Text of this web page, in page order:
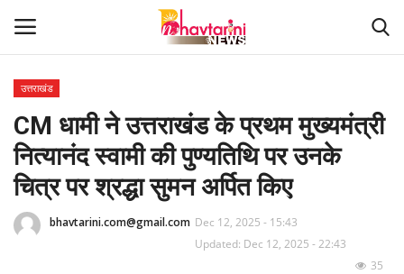
Home
संपर्क करें
Contact
उत्तराखंड
CM धामी ने उत्तराखंड के प्रथम मुख्यमंत्री
नित्यानंद स्वामी की पुण्यतिथि पर उनके
चित्र पर श्रद्धा सुमन अर्पित किए
bhavtarini.com@gmail.com Dec 12, 2025 - 15:43
Updated: Dec 12, 2025 - 22:43
35